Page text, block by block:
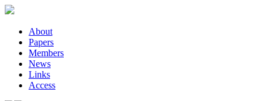
About
Papers
Members
News
Links
Access